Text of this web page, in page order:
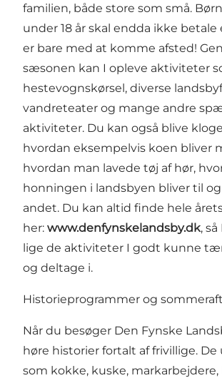
familien, både store som små.
under 18 år skal endda ikke betale
er bare med at komme afsted!
sæsonen kan I opleve aktiviteter
hestevognskørsel, diverse
vandreteater og mange andre
aktiviteter. Du kan også blive
hvordan eksempelvis koen bliver
hvordan man lavede tøj af hør,
honningen i landsbyen bliver til
andet. Du kan altid finde hele
her: www.denfynskelandsby.dk,
lige de aktiviteter I godt kunne
og deltage i.
Historieprogrammer og
Når du besøger Den Fynske
høre historier fortalt af frivillige. De
som kokke, kuske, markarbejdere,